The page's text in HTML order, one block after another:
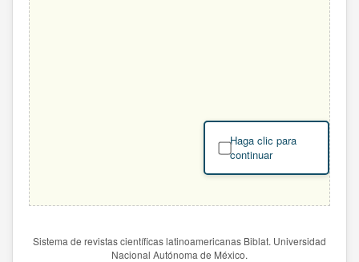
Haga clic para
continuar
Sistema de revistas científicas latinoamericanas Biblat. Universidad
Nacional Autónoma de México.